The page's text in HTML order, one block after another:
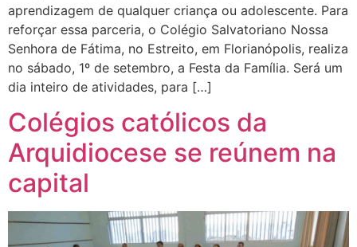
aprendizagem de qualquer criança ou adolescente. Para
reforçar essa parceria, o Colégio Salvatoriano Nossa
Senhora de Fátima, no Estreito, em Florianópolis, realiza
no sábado, 1º de setembro, a Festa da Família. Será um
dia inteiro de atividades, para […]
Colégios católicos da
Arquidiocese se reúnem na
capital